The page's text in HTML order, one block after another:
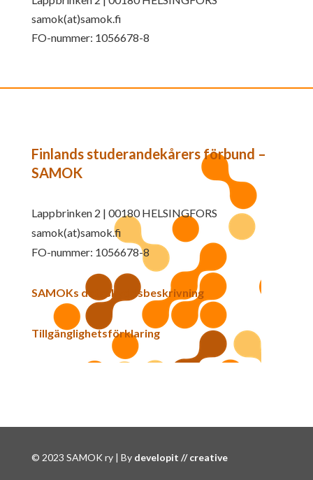
samok(at)samok.fi
FO-nummer: 1056678-8
Finlands studerandekårers förbund –
SAMOK
Lappbrinken 2 | 00180 HELSINGFORS
samok(at)samok.fi
FO-nummer: 1056678-8
SAMOKs dataskyddsbeskrivning
Tillgänglighetsförklaring
© 2023 SAMOK ry | By developit // creative